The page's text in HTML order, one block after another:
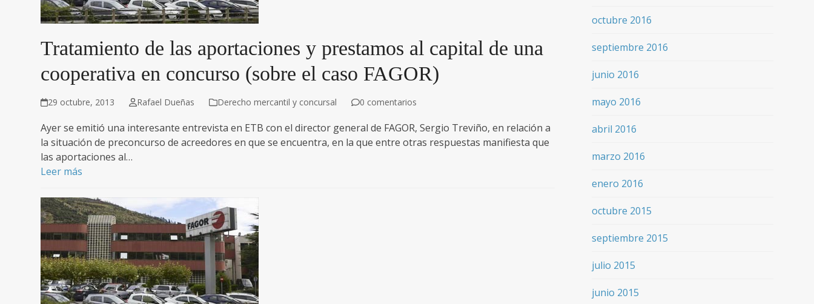
Tratamiento de las aportaciones y prestamos al capital de una
cooperativa en concurso (sobre el caso FAGOR)
29 octubre, 2013 Rafael Dueñas Derecho mercantil y concursal 0 comentarios
Ayer se emitió una interesante entrevista en ETB con el director general de FAGOR, Sergio Treviño, en relación a
la situación de preconcurso de acreedores en que se encuentra, en la que entre otras respuestas manifiesta que
las aportaciones al…
Leer más
octubre 2016
septiembre 2016
junio 2016
mayo 2016
abril 2016
marzo 2016
enero 2016
octubre 2015
septiembre 2015
julio 2015
junio 2015